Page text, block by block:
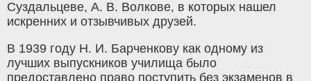
Суздальцеве, А. В. Волкове, в которых нашел
искренних и отзывчивых друзей.
В 1939 году Н. И. Барченкову как одному из
лучших выпускников училища было
предоставлено право поступить без экзаменов в